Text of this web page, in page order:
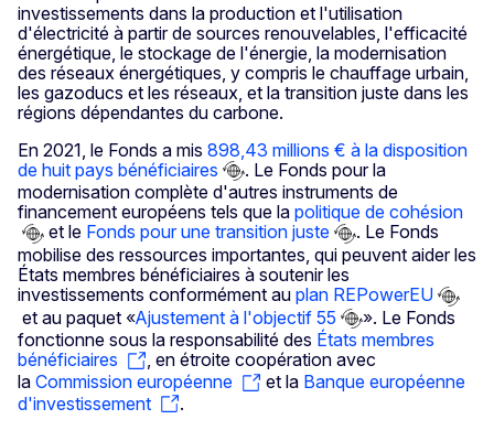
investissements dans la production et l'utilisation
d'électricité à partir de sources renouvelables, l'efficacité
énergétique, le stockage de l'énergie, la modernisation
des réseaux énergétiques, y compris le chauffage urbain,
les gazoducs et les réseaux, et la transition juste dans les
régions dépendantes du carbone.
En 2021, le Fonds a mis 898,43 millions € à la disposition
de huit pays bénéficiaires
. Le Fonds pour la
modernisation complète d'autres instruments de
financement européens tels que la politique de cohésion
et le Fonds pour une transition juste
. Le Fonds
mobilise des ressources importantes, qui peuvent aider les
États membres bénéficiaires à soutenir les
investissements conformément au plan REPowerEU
et au paquet «Ajustement à l'objectif 55
». Le Fonds
fonctionne sous la responsabilité des États membres
bénéficiaires
, en étroite coopération avec
la Commission européenne et la Banque européenne
d'investissement
.